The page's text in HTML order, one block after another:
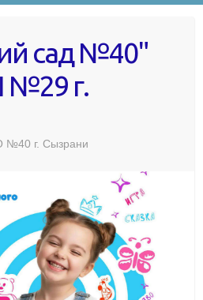
сад №40"
г.
№40 г. Сызрани